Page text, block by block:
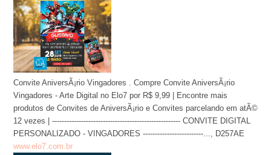
Convite AniversÃ¡rio Vingadores . Compre Convite AniversÃ¡rio
Vingadores - Arte Digital no Elo7 por R$ 9,99 | Encontre mais
produtos de Convites de AniversÃ¡rio e Convites parcelando em atÃ©
12 vezes | ----------------------------------------------------- CONVITE DIGITAL
PERSONALIZADO - VINGADORES -------------------------..., D257AE
www.elo7.com.br